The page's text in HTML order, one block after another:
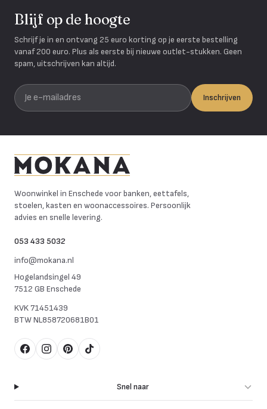
Blijf op de hoogte
Schrijf je in en ontvang 25 euro korting op je eerste bestelling
vanaf 200 euro. Plus als eerste bij nieuwe outlet-stukken. Geen
spam, uitschrijven kan altijd.
Je e-mailadres
Inschrijven
Woonwinkel in Enschede voor banken, eettafels,
stoelen, kasten en woonaccessoires. Persoonlijk
advies en snelle levering.
053 433 5032
info@mokana.nl
Hogelandsingel 49
7512 GB Enschede
KVK71451439
BTWNL858720681B01
FacebookInstagram
Pinterest
TikTok
Snel naar